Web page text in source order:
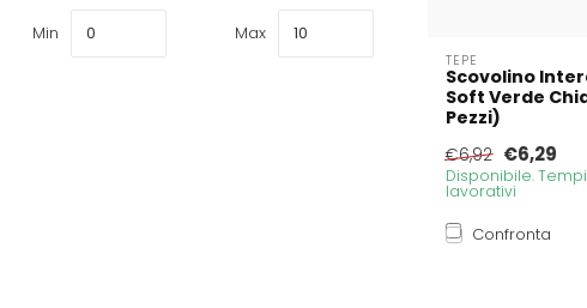
Min Max
TEPE
Scovolino
Soft Verde
Pezzi)
€6,92 €6,29
Disponibile.
lavorativi
Confronta